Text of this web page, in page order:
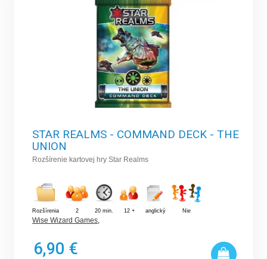
STAR REALMS - COMMAND DECK - THE
UNION
Rozšírenie kartovej hry Star Realms
Rozšírenia 2 20 min. 12 + anglický Nie
Wise Wizard Games,
6,90 €